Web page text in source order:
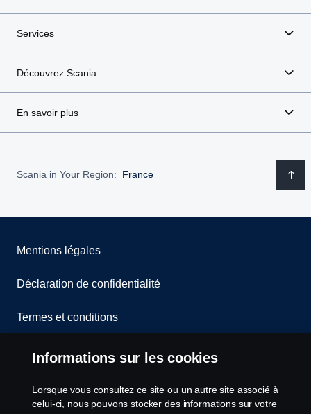
Services
Découvrez Scania
En savoir plus
Scania in Your Region: France
Mentions légales
Déclaration de confidentialité
Termes et conditions
Contactez-nous
Lanceurs d’alerte
Informations sur les cookies
Lorsque vous consultez ce site ou un autre site associé à
celui-ci, nous pouvons stocker des informations sur votre